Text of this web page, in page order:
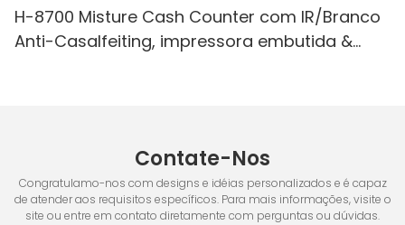
H-8700 Misture Cash Counter com IR/Branco
Anti-Casalfeiting, impressora embutida &
Contate-Nos
Congratulamo-nos com designs e idéias personalizados e é capaz
de atender aos requisitos específicos. Para mais informações, visite o
site ou entre em contato diretamente com perguntas ou dúvidas.